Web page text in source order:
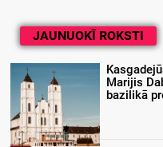
JAUNUOKĪ ROKSTI
Marijis
bazilikā